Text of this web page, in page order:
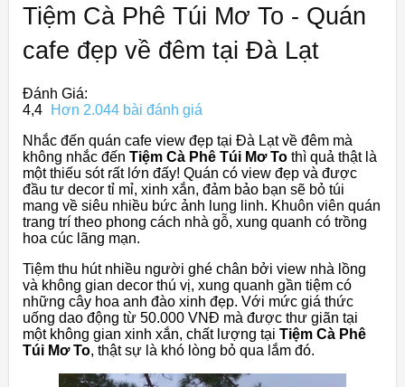
Tiệm Cà Phê Túi Mơ To - Quán
cafe đẹp về đêm tại Đà Lạt
Đánh Giá:
4,4
Hơn 2.044 bài đánh giá
Nhắc đến quán cafe view đẹp tại Đà Lạt về đêm mà
không nhắc đến Tiệm Cà Phê Túi Mơ To thì quả thật là
một thiếu sót rất lớn đấy! Quán có view đẹp và được
đầu tư decor tỉ mỉ, xinh xắn, đảm bảo bạn sẽ bỏ túi
mang về siêu nhiều bức ảnh lung linh. Khuôn viên quán
trang trí theo phong cách nhà gỗ, xung quanh có trồng
hoa cúc lãng mạn.
Tiệm thu hút nhiều người ghé chân bởi view nhà lồng
và không gian decor thú vị, xung quanh gần tiệm có
những cây hoa anh đào xinh đẹp. Với mức giá thức
uống dao động từ 50.000 VNĐ mà được thư giãn tại
một không gian xinh xắn, chất lượng tại Tiệm Cà Phê
Túi Mơ To, thật sự là khó lòng bỏ qua lắm đó.